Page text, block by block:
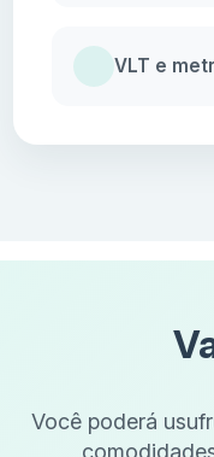
VLT e
Você poderá